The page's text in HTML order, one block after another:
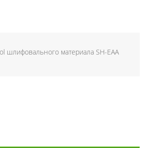
шлифовального материала SH-EAA